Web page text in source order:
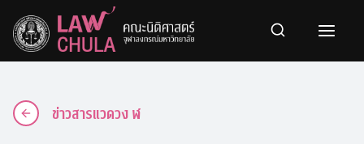
content
ข่าวสารแวดวง ฬ